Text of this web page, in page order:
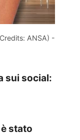
ANSA) -
sui social:
stato